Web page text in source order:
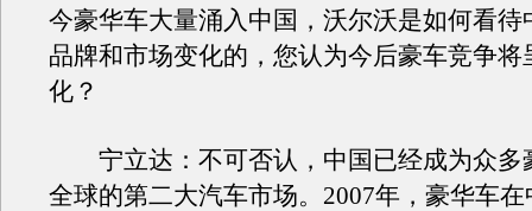
今豪华车大量涌入中国，沃尔沃是如何看待
品牌和市场变化的，您认为今后豪车竞争将
化？
宁立达：不可否认，中国已经成为众多
全球的第二大汽车市场。2007年，豪华车